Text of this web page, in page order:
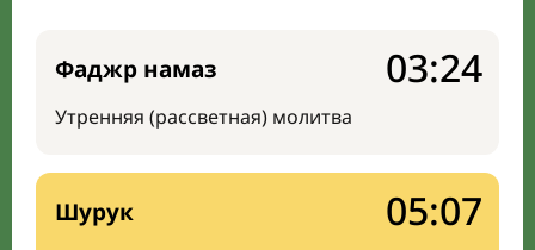
Фаджр намаз
Утренняя (рассветная) молитва
03:24
Шурук 05:07